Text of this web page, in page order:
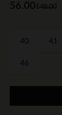
140.00
56.00
40 41
46